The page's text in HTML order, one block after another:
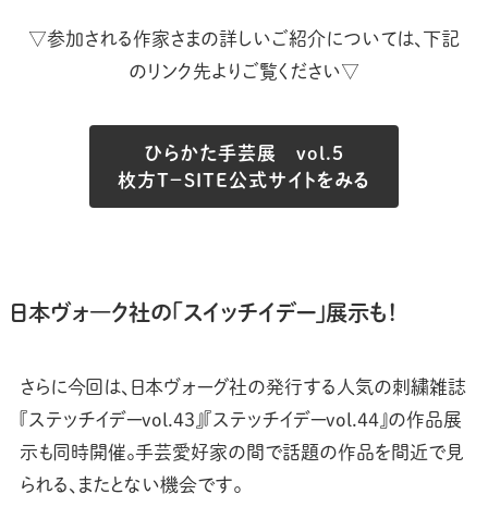
▽参加される作家さまの詳しいご紹介については、下記
のリンク先よりご覧ください▽
ひらかた手芸展 vol.5
枚方T−SITE公式サイトをみる
日本ヴォ―ク社の「スイッチイデー」展示も！
さらに今回は、日本ヴォーグ社の発行する人気の刺繍雑誌
『ステッチイデーvol.43』『ステッチイデーvol.44』の作品展
示も同時開催。手芸愛好家の間で話題の作品を間近で見
られる、またとない機会です。